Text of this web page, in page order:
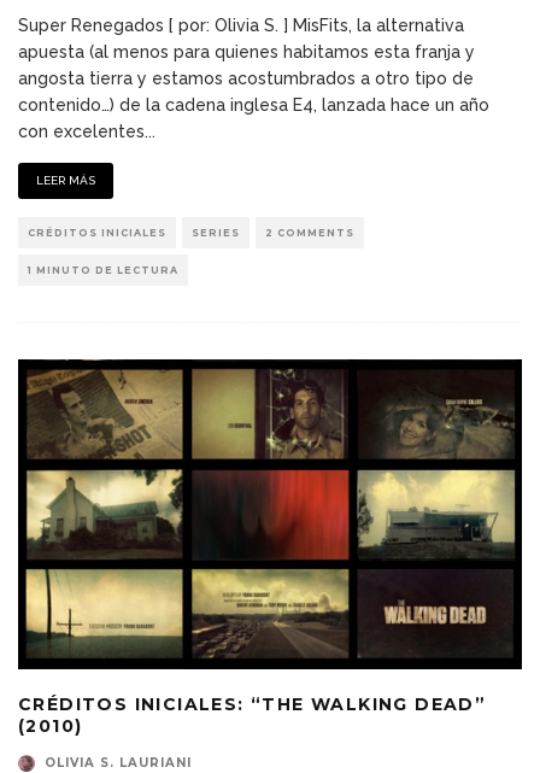
Super Renegados [ por: Olivia S. ] MisFits, la alternativa
apuesta (al menos para quienes habitamos esta franja y
angosta tierra y estamos acostumbrados a otro tipo de
contenido…) de la cadena inglesa E4, lanzada hace un año
con excelentes...
LEER MÁS
CRÉDITOS INICIALES SERIES 2 COMMENTS
1 MINUTO DE LECTURA
CRÉDITOS INICIALES: “THE WALKING DEAD”
(2010)
OLIVIA S. LAURIANI